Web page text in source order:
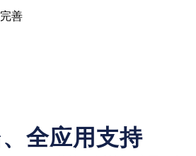
善
全应用支持